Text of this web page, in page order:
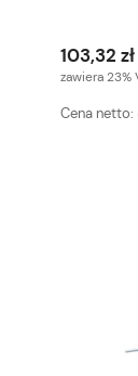
103,32 zł
zawiera 23%
Cena netto: